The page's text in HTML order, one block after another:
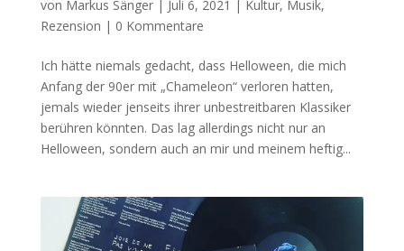
von Markus Sänger| Juli 6, 2021 | Kultur, Musik,
Rezension | 0 Kommentare
Ich hätte niemals gedacht, dass Helloween, die mich
Anfang der 90er mit „Chameleon“ verloren hatten,
jemals wieder jenseits ihrer unbestreitbaren Klassiker
berühren könnten. Das lag allerdings nicht nur an
Helloween, sondern auch an mir und meinem heftig...